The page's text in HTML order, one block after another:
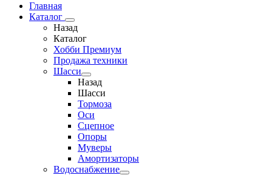
Главная
Каталог
Назад
Каталог
Хобби Премиум
Продажа техники
Шасси
Назад
Шасси
Тормоза
Оси
Сцепное
Опоры
Муверы
Амортизаторы
Водоснабжение